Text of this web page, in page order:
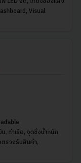
Visual
, ท่าเรือ, จุดชั่งน้ำหนัก
รวจรับสินค้า,